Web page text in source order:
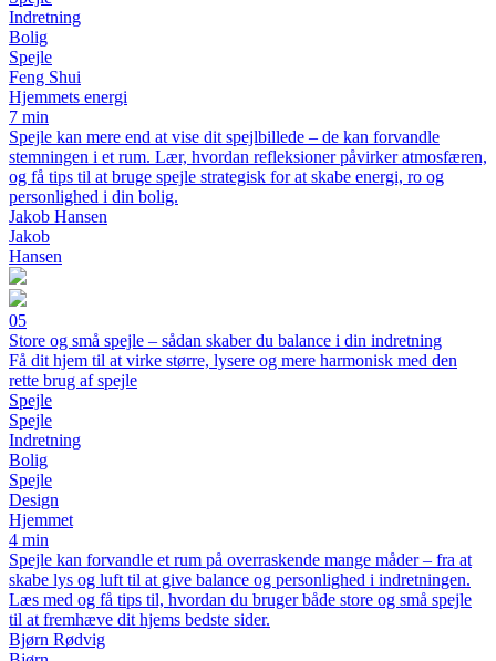
Indretning
Bolig
Spejle
Feng Shui
Hjemmets energi
7 min
Spejle kan mere end at vise dit spejlbillede – de kan forvandle
stemningen i et rum. Lær, hvordan refleksioner påvirker atmosfæren,
og få tips til at bruge spejle strategisk for at skabe energi, ro og
personlighed i din bolig.
Jakob Hansen
Jakob
Hansen
05
Store og små spejle – sådan skaber du balance i din indretning
Få dit hjem til at virke større, lysere og mere harmonisk med den
rette brug af spejle
Spejle
Spejle
Indretning
Bolig
Spejle
Design
Hjemmet
4 min
Spejle kan forvandle et rum på overraskende mange måder – fra at
skabe lys og luft til at give balance og personlighed i indretningen.
Læs med og få tips til, hvordan du bruger både store og små spejle
til at fremhæve dit hjems bedste sider.
Bjørn Rødvig